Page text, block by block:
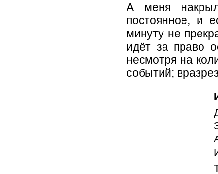
А меня
постоянное, и
минуту не
идёт за право
несмотря на
событий;